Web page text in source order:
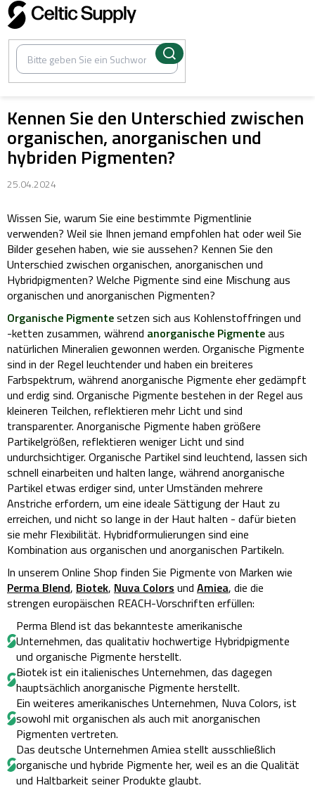
Zum
Inhalt
springen
Kennen Sie den Unterschied zwischen
organischen, anorganischen und
hybriden Pigmenten?
25.04.2024
Wissen Sie, warum Sie eine bestimmte Pigmentlinie
verwenden? Weil sie Ihnen jemand empfohlen hat oder weil Sie
Bilder gesehen haben, wie sie aussehen? Kennen Sie den
Unterschied zwischen organischen, anorganischen und
Hybridpigmenten? Welche Pigmente sind eine Mischung aus
organischen und anorganischen Pigmenten?
Organische Pigmentesetzen sich aus Kohlenstoffringen und
-ketten zusammen, während anorganische Pigmenteaus
natürlichen Mineralien gewonnen werden. Organische Pigmente
sind in der Regel leuchtender und haben ein breiteres
Farbspektrum, während anorganische Pigmente eher gedämpft
und erdig sind. Organische Pigmente bestehen in der Regel aus
kleineren Teilchen, reflektieren mehr Licht und sind
transparenter. Anorganische Pigmente haben größere
Partikelgrößen, reflektieren weniger Licht und sind
undurchsichtiger. Organische Partikel sind leuchtend, lassen sich
schnell einarbeiten und halten lange, während anorganische
Partikel etwas erdiger sind, unter Umständen mehrere
Anstriche erfordern, um eine ideale Sättigung der Haut zu
erreichen, und nicht so lange in der Haut halten - dafür bieten
sie mehr Flexibilität. Hybridformulierungen sind eine
Kombination aus organischen und anorganischen Partikeln.
In unserem Online Shop finden Sie Pigmente von Marken wie
Perma Blend, Biotek, Nuva Colors und Amiea, die die
strengen europäischen REACH-Vorschriften erfüllen:
Perma Blend ist das bekannteste amerikanische
Unternehmen, das qualitativ hochwertige Hybridpigmente
und organische Pigmente herstellt.
Biotek ist ein italienisches Unternehmen, das dagegen
hauptsächlich anorganische Pigmente herstellt.
Ein weiteres amerikanisches Unternehmen, Nuva Colors, ist
sowohl mit organischen als auch mit anorganischen
Pigmenten vertreten.
Das deutsche Unternehmen Amiea stellt ausschließlich
organische und hybride Pigmente her, weil es an die Qualität
und Haltbarkeit seiner Produkte glaubt.